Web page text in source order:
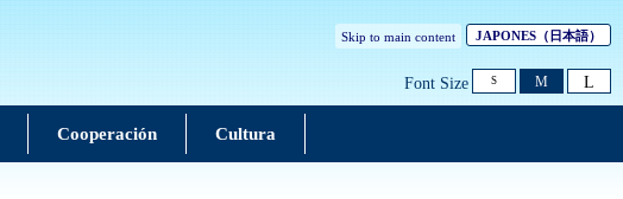
Skip to main content JAPONES（日本語）
Font Size S M L
Cooperación Cultura